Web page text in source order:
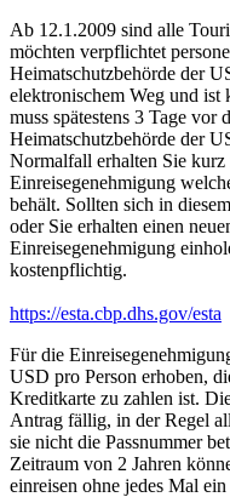
Ab 12.1.2009 sind alle
möchten verpflichtet
Heimatschutzbehörde der
elektronischem Weg und
muss spätestens 3 Tage vor
Heimatschutzbehörde der
Normalfall erhalten Sie
Einreisegenehmigung
behält. Sollten sich in
oder Sie erhalten einen
Einreisegenehmigung
kostenpflichtig.
https://esta.cbp.dhs.gov/esta
Für die
USD pro Person erhoben,
Kreditkarte zu zahlen ist.
Antrag fällig, in der Regel
sie nicht die Passnummer
Zeitraum von 2 Jahren
einreisen ohne jedes Mal